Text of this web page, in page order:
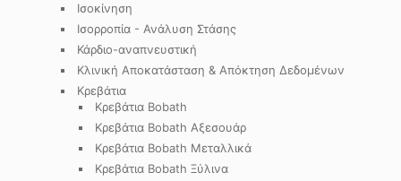
Ισοκίνηση
Ισορροπία - Ανάλυση Στάσης
Κάρδιο-αναπνευστική
Κλινική Αποκατάσταση & Απόκτηση Δεδομένων
Κρεβάτια
Κρεβάτια Bobath
Κρεβάτια Bobath Αξεσουάρ
Κρεβάτια Bobath Μεταλλικά
Κρεβάτια Bobath Ξύλινα